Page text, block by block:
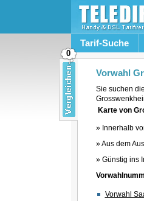
Tarif-Suche
Vorwahl
Sie suchen
Karte von
» Innerhalb
» Aus dem
» Günstig ins
Vorwahl
0